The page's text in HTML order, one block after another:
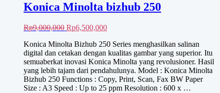
Konica Minolta bizhub 250
Rp9,000,000 Harga
adalah:
Rp9,000,000.
Rp6,500,000Harga
ini
adalah:
Rp6,500,000.
Konica Minolta Bizhub 250 Series menghasilkan salinan
digital dan cetakan dengan kualitas gambar yang superior. Itu
semuaberkat inovasi Konica Minolta yang revolusioner. Hasil
yang lebih tajam dari pendahulunya. Model : Konica Minolta
Bizhub 250 Functions : Copy, Print, Scan, Fax BW Paper
Size : A3 Speed : Up to 25 ppm Resolution : 600 x …